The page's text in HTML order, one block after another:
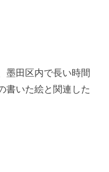
墨田区内で長い時間
書いた絵と関連した